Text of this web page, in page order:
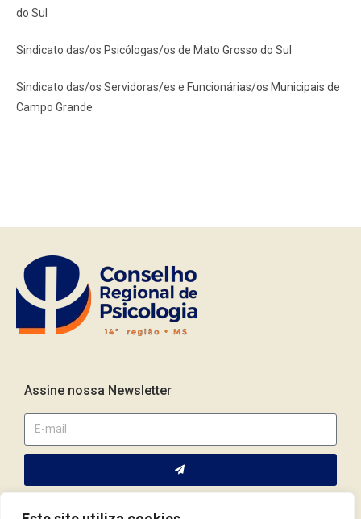
do Sul
Sindicato das/os Psicólogas/os de Mato Grosso do Sul
Sindicato das/os Servidoras/es e Funcionárias/os Municipais de
Campo Grande
Assine nossa Newsletter